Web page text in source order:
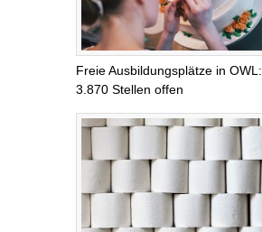
Freie Ausbildungsplätze in OWL:
3.870 Stellen offen